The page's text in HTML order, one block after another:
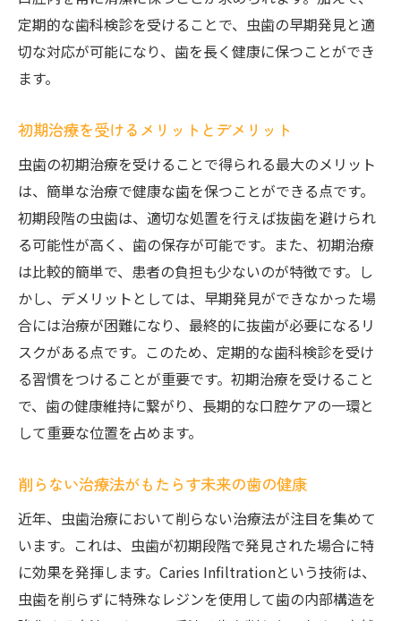
定期的な歯科検診を受けることで、虫歯の早期発見と適
切な対応が可能になり、歯を長く健康に保つことができ
ます。
初期治療を受けるメリットとデメリット
虫歯の初期治療を受けることで得られる最大のメリット
は、簡単な治療で健康な歯を保つことができる点です。
初期段階の虫歯は、適切な処置を行えば抜歯を避けられ
る可能性が高く、歯の保存が可能です。また、初期治療
は比較的簡単で、患者の負担も少ないのが特徴です。し
かし、デメリットとしては、早期発見ができなかった場
合には治療が困難になり、最終的に抜歯が必要になるリ
スクがある点です。このため、定期的な歯科検診を受け
る習慣をつけることが重要です。初期治療を受けること
で、歯の健康維持に繋がり、長期的な口腔ケアの一環と
して重要な位置を占めます。
削らない治療法がもたらす未来の歯の健康
近年、虫歯治療において削らない治療法が注目を集めて
います。これは、虫歯が初期段階で発見された場合に特
に効果を発揮します。Caries Infiltrationという技術は、
虫歯を削らずに特殊なレジンを使用して歯の内部構造を